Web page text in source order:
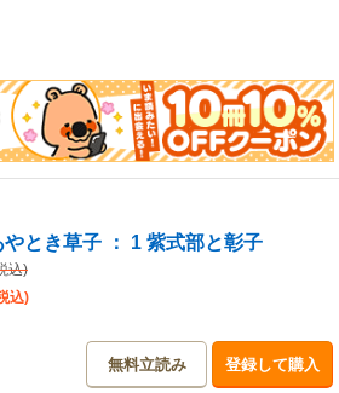
三部作、感動の最終巻！
とき草子 ： 1 紫式部と彰子
込)
込)
無料立読み 登録して購入